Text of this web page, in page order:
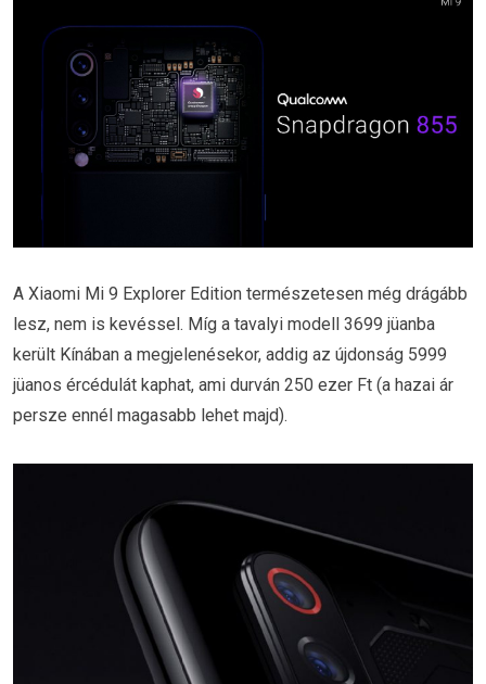
A Xiaomi Mi 9 Explorer Edition természetesen még drágább
lesz, nem is kevéssel. Míg a tavalyi modell 3699 jüanba
került Kínában a megjelenésekor, addig az újdonság 5999
jüanos ércédulát kaphat, ami durván 250 ezer Ft (a hazai ár
persze ennél magasabb lehet majd).